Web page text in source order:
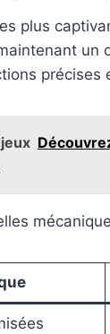
plus
un
précises